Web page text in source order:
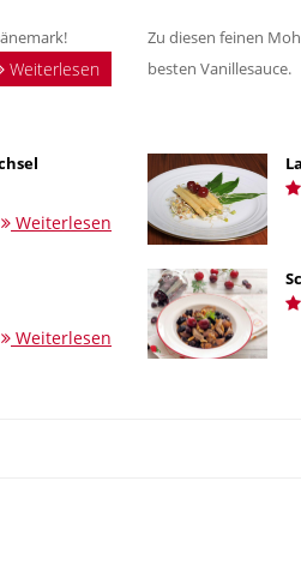
Weiterlesen
Zu diesen feinen
besten Vanillesauce.
Weiterlesen
Weiterlesen